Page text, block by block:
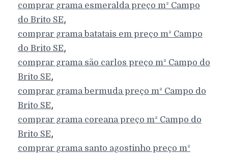
comprar grama esmeralda preço m² Campo
do Brito SE,
comprar grama batatais em preço m² Campo
do Brito SE,
comprar grama são carlos preço m² Campo do
Brito SE,
comprar grama bermuda preço m² Campo do
Brito SE,
comprar grama coreana preço m² Campo do
Brito SE,
comprar grama santo agostinho preço m²